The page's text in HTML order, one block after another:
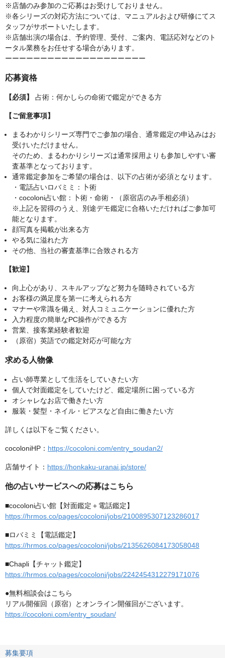
※店舗のみ参加のご応募はお受けしておりません。
※各シリーズの対応方法については、マニュアルおよび研修にてス
タッフがサポートいたします。
※店舗出演の場合は、予約管理、受付、ご案内、電話応対などのト
ータル業務をお任せする場合があります。
ーーーーーーーーーーーーーーーーーーーー
応募資格
【必須】 占術：何かしらの命術で鑑定ができる方
【ご留意事項】
まるわかりシリーズ専門でご参加の場合、通常鑑定の申込みはお
受けいただけません。
そのため、まるわかりシリーズは通常採用よりも参加しやすい審
査基準となっております。
通常鑑定参加をご希望の場合は、以下の占術が必須となります。
・電話占いロバミミ：卜術
・cocoloni占い館：卜術・命術・（原宿店のみ手相必須）
※上記を習得のうえ、別途デモ鑑定に合格いただければご参加可
能となります。
顔写真を掲載が出来る方
やる気に溢れた方
その他、当社の審査基準に合致される方
【歓迎】
向上心があり、スキルアップなど努力を随時されている方
お客様の満足度を第一に考えられる方
マナーや常識を備え、対人コミュニケーションに優れた方
入力程度の簡単なPC操作ができる方
営業、接客業経験者歓迎
（原宿）英語での鑑定対応が可能な方
求める人物像
占い師専業として生活をしていきたい方
個人で対面鑑定をしていたけど、鑑定場所に困っている方
オシャレなお店で働きたい方
服装・髪型・ネイル・ピアスなど自由に働きたい方
詳しくは以下をご覧ください。
cocoloniHP： https://cocoloni.com/entry_soudan2/
店舗サイト： https://honkaku-uranai.jp/store/
他の占いサービスへの応募はこちら
■cocoloni占い館【対面鑑定＋電話鑑定】
https://hrmos.co/pages/cocoloni/jobs/2100895307123286017
■ロバミミ【電話鑑定】
https://hrmos.co/pages/cocoloni/jobs/2135626084173058048
■Chapli【チャット鑑定】
https://hrmos.co/pages/cocoloni/jobs/2242454312279171076
●無料相談会はこちら
リアル開催回（原宿）とオンライン開催回がございます。
https://cocoloni.com/entry_soudan/
募集要項